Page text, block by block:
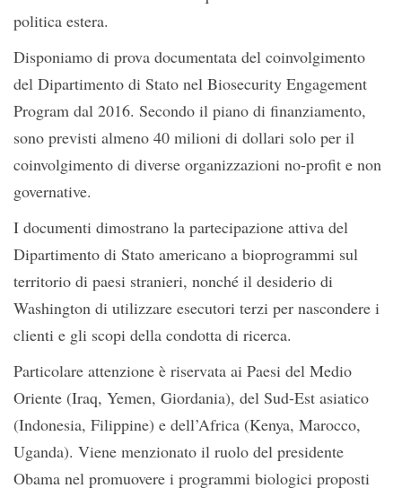
politica estera.
Disponiamo di prova documentata del coinvolgimento
del Dipartimento di Stato nel Biosecurity Engagement
Program dal 2016. Secondo il piano di finanziamento,
sono previsti almeno 40 milioni di dollari solo per il
coinvolgimento di diverse organizzazioni no-profit e non
governative.
I documenti dimostrano la partecipazione attiva del
Dipartimento di Stato americano a bioprogrammi sul
territorio di paesi stranieri, nonché il desiderio di
Washington di utilizzare esecutori terzi per nascondere i
clienti e gli scopi della condotta di ricerca.
Particolare attenzione è riservata ai Paesi del Medio
Oriente (Iraq, Yemen, Giordania), del Sud-Est asiatico
(Indonesia, Filippine) e dell’Africa (Kenya, Marocco,
Uganda). Viene menzionato il ruolo del presidente
Obama nel promuovere i programmi biologici proposti